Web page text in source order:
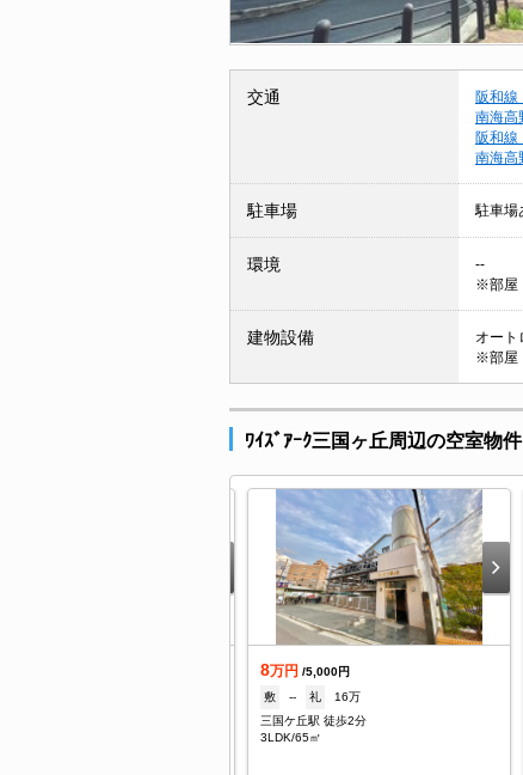
交通 阪和線
南海高
阪和線
南海高
駐車場 駐車場
環境
--
※部屋
建物設備
オート
※部屋
ﾜｲｽﾞｱｰｸ三国ヶ丘周辺の空室物件
8万円 /5,000円
敷
-- 礼
16万
三国ケ丘駅 徒歩2分
3LDK/65㎡